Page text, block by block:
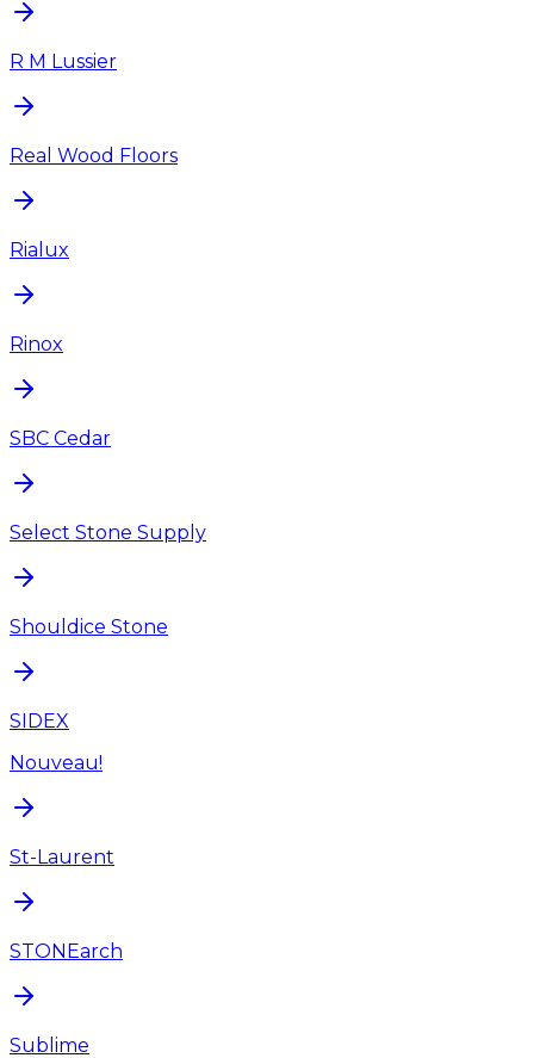
R M Lussier
Real Wood Floors
Rialux
Rinox
SBC Cedar
Select Stone Supply
Shouldice Stone
SIDEX
Nouveau!
St-Laurent
STONEarch
Sublime